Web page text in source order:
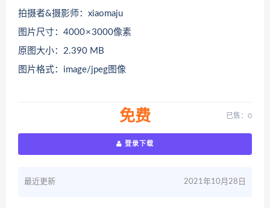
拍摄者&摄影师：xiaomaju
图片尺寸：4000 × 3000像素
原图大小：2.390 MB
图片格式：image/jpeg图像
免费 已售：0
登录下载
最近更新 2021年10月28日